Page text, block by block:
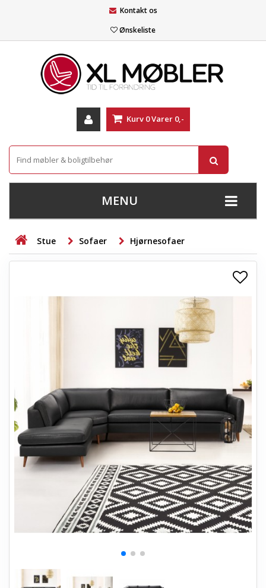
Kontakt os
Ønskeliste
Kurv 0Varer 0,-
MENU
+
STUE
+
SOVEVÆRELSE
+
+
ENTREMØBLER
+
HAVEMØBLER
OUTLET
Stue Sofaer Hjørnesofaer